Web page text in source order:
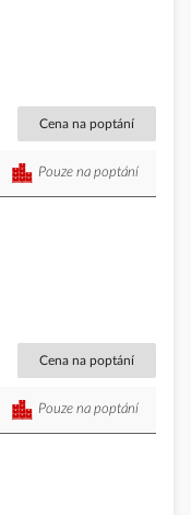
Cena na poptání
Pouze na poptání
Cena na poptání
Pouze na poptání